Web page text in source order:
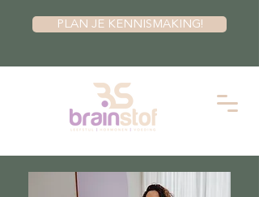
PLAN JE KENNISMAKING!